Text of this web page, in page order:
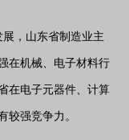
，山东省制造业主
在机械、电子材料行
在电子元器件、计算
较强竞争力。